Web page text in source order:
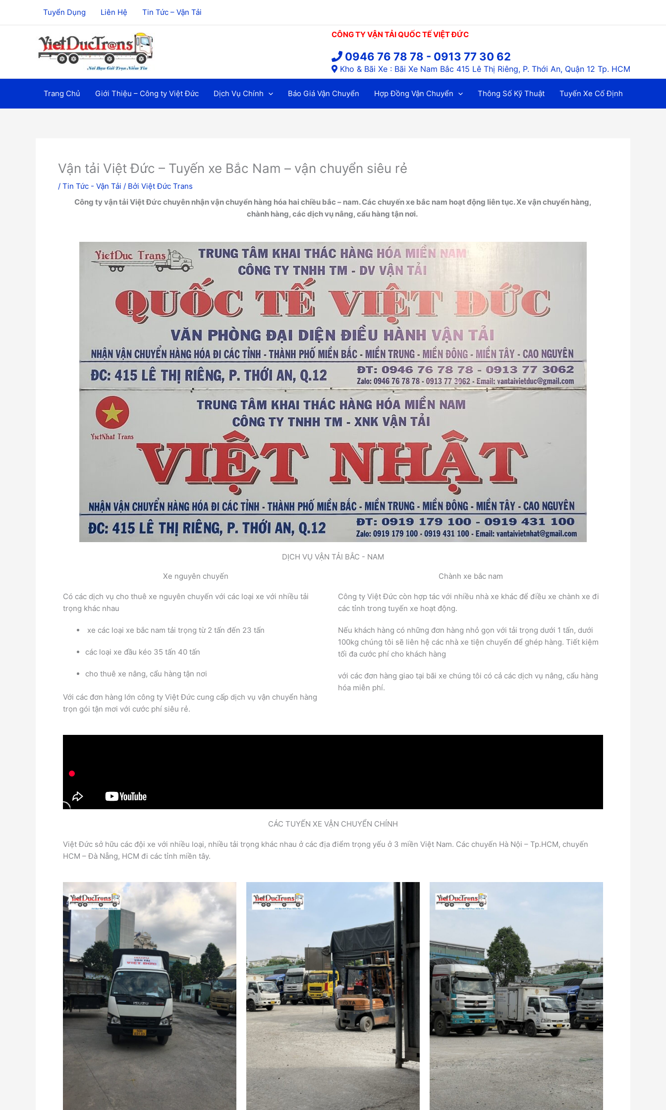
Tuyển Dụng Liên Hệ Tin Tức – Vận Tải
CÔNG TY VẬN TẢI QUỐC TẾ VIỆT ĐỨC
0946 76 78 78 - 0913 77 30 62
Kho & Bãi Xe : Bãi Xe Nam Bắc 415 Lê Thị Riêng, P. Thới An, Quận 12 Tp. HCM
Trang Chủ Giới Thiệu – Công ty Việt Đức Dịch Vụ Chính Báo Giá Vận Chuyển Hợp Đồng Vận Chuyển Thông Số Kỹ Thuật Tuyến Xe Cố Định
Vận tải Việt Đức – Tuyến xe Bắc Nam – vận chuyển siêu rẻ
/ Tin Tức - Vận Tải / Bởi Việt Đức Trans
Công ty vận tải Việt Đức chuyên nhận vận chuyển hàng hóa hai chiều bắc – nam. Các chuyến xe bắc nam hoạt động liên tục. Xe vận chuyển hàng,
chành hàng, các dịch vụ nâng, cẩu hàng tận nơi.
DỊCH VỤ VẬN TẢI BẮC - NAM
Xe nguyên chuyến
Có các dịch vụ cho thuê xe nguyên chuyến với các loại xe với nhiều tải
trọng khác nhau
xe các loại xe bắc nam tải trọng từ 2 tấn đến 23 tấn
các loại xe đầu kéo 35 tấn 40 tấn
cho thuê xe nâng, cẩu hàng tận nơi
Với các đơn hàng lớn công ty Việt Đức cung cấp dịch vụ vận chuyển hàng
trọn gói tận mơi với cước phí siêu rẻ.
Chành xe bắc nam
Công ty Việt Đức còn hợp tác với nhiều nhà xe khác để điều xe chành xe đi
các tỉnh trong tuyến xe hoạt động.
Nếu khách hàng có những đơn hàng nhỏ gọn với tải trọng dưới 1 tấn, dưới
100kg chúng tôi sẽ liên hệ các nhà xe tiện chuyến để ghép hàng. Tiết kiệm
tối đa cước phí cho khách hàng
với các đơn hàng giao tại bãi xe chúng tôi có cả các dịch vụ nâng, cẩu hàng
hóa miễn phí.
CÁC TUYẾN XE VẬN CHUYỂN CHÍNH
Việt Đức sở hữu các đội xe với nhiều loại, nhiều tải trọng khác nhau ở các địa điểm trọng yếu ở 3 miền Việt Nam. Các chuyến Hà Nội – Tp.HCM, chuyến
HCM – Đà Nẵng, HCM đi các tỉnh miền tây.